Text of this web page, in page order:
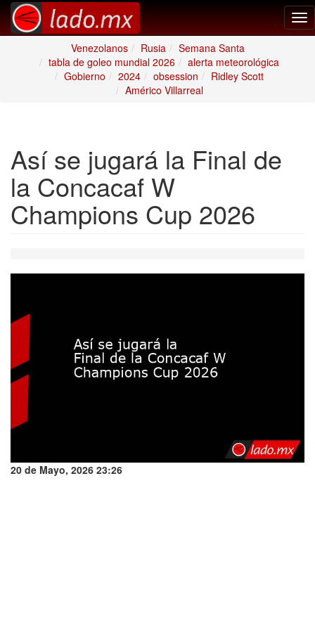
Venezolanos
Rusia
Semana Santa
tabla de goleo mundial 2026
alerta meteorológica
Gobierno
2024 obsession
Ridley Scott
Américo Villarreal
Así se jugará la Final de
la Concacaf W
Champions Cup 2026
20 de Mayo, 2026 23:26